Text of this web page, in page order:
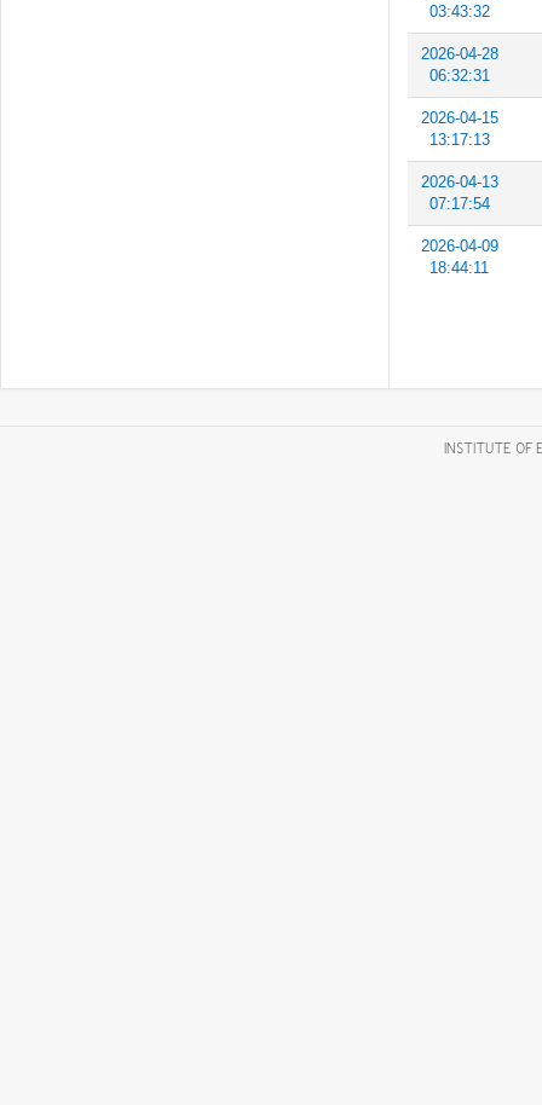
03:43:32
2026-04-28
06:32:31
2026-04-15
13:17:13
2026-04-13
07:17:54
2026-04-09
18:44:11
INSTITUTE OF